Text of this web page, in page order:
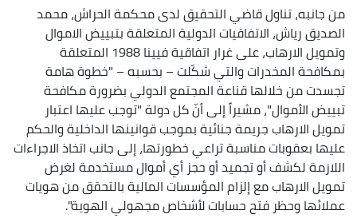
من جانبه، تناول قاضي التحقيق لدى محكمة الحراش، محمد
الصديق رياش، الاتفاقيات الدولية المتعلقة بتبييض الاموال
وتمويل الارهاب، على غرار اتفاقية فيينا 1988 المتعلقة
بمكافحة المخدرات والتي شكّلت – بحسبه – "خطوة هامة
تجسدت من خلالها قناعة المجتمع الدولي بضرورة مكافحة
تبييض الأموال"، مشيراً إلى أنّ كل دولة "توجب عليها اعتبار
تمويل الارهاب جريمة جنائية بموجب قوانينها الداخلية والحكم
عليها بعقوبات مناسبة تراعي خطورتها، إلى جانب اتخاذ الاجراءات
اللازمة لكشف أو تجميد أو حجز أي أموال مستخدمة لغرض
تمويل الارهاب مع إلزام المؤسسات المالية بالتحقق من هويات
عملائها وحظر فتح حسابات لأشخاص مجهولي الهوية".